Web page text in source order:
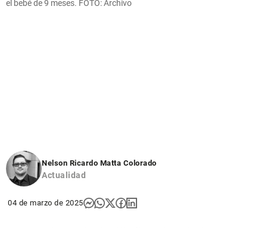
el bebé de 9 meses. FOTO: Archivo
Nelson Ricardo Matta Colorado
Actualidad
04 de marzo de 2025